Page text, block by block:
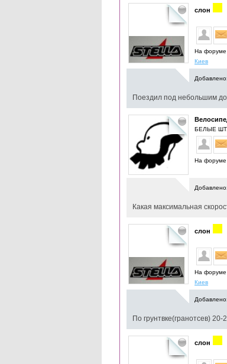
слон
На форуме
Киев
Поездил под небольшим
БЕЛЫЕ
На форуме
Какая максимальная
слон
На форуме
Киев
По грунтвке(гранотсев)
слон